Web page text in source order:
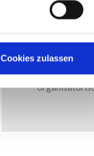
Cookies zulassen
Allgemein wird die
aufgrund der